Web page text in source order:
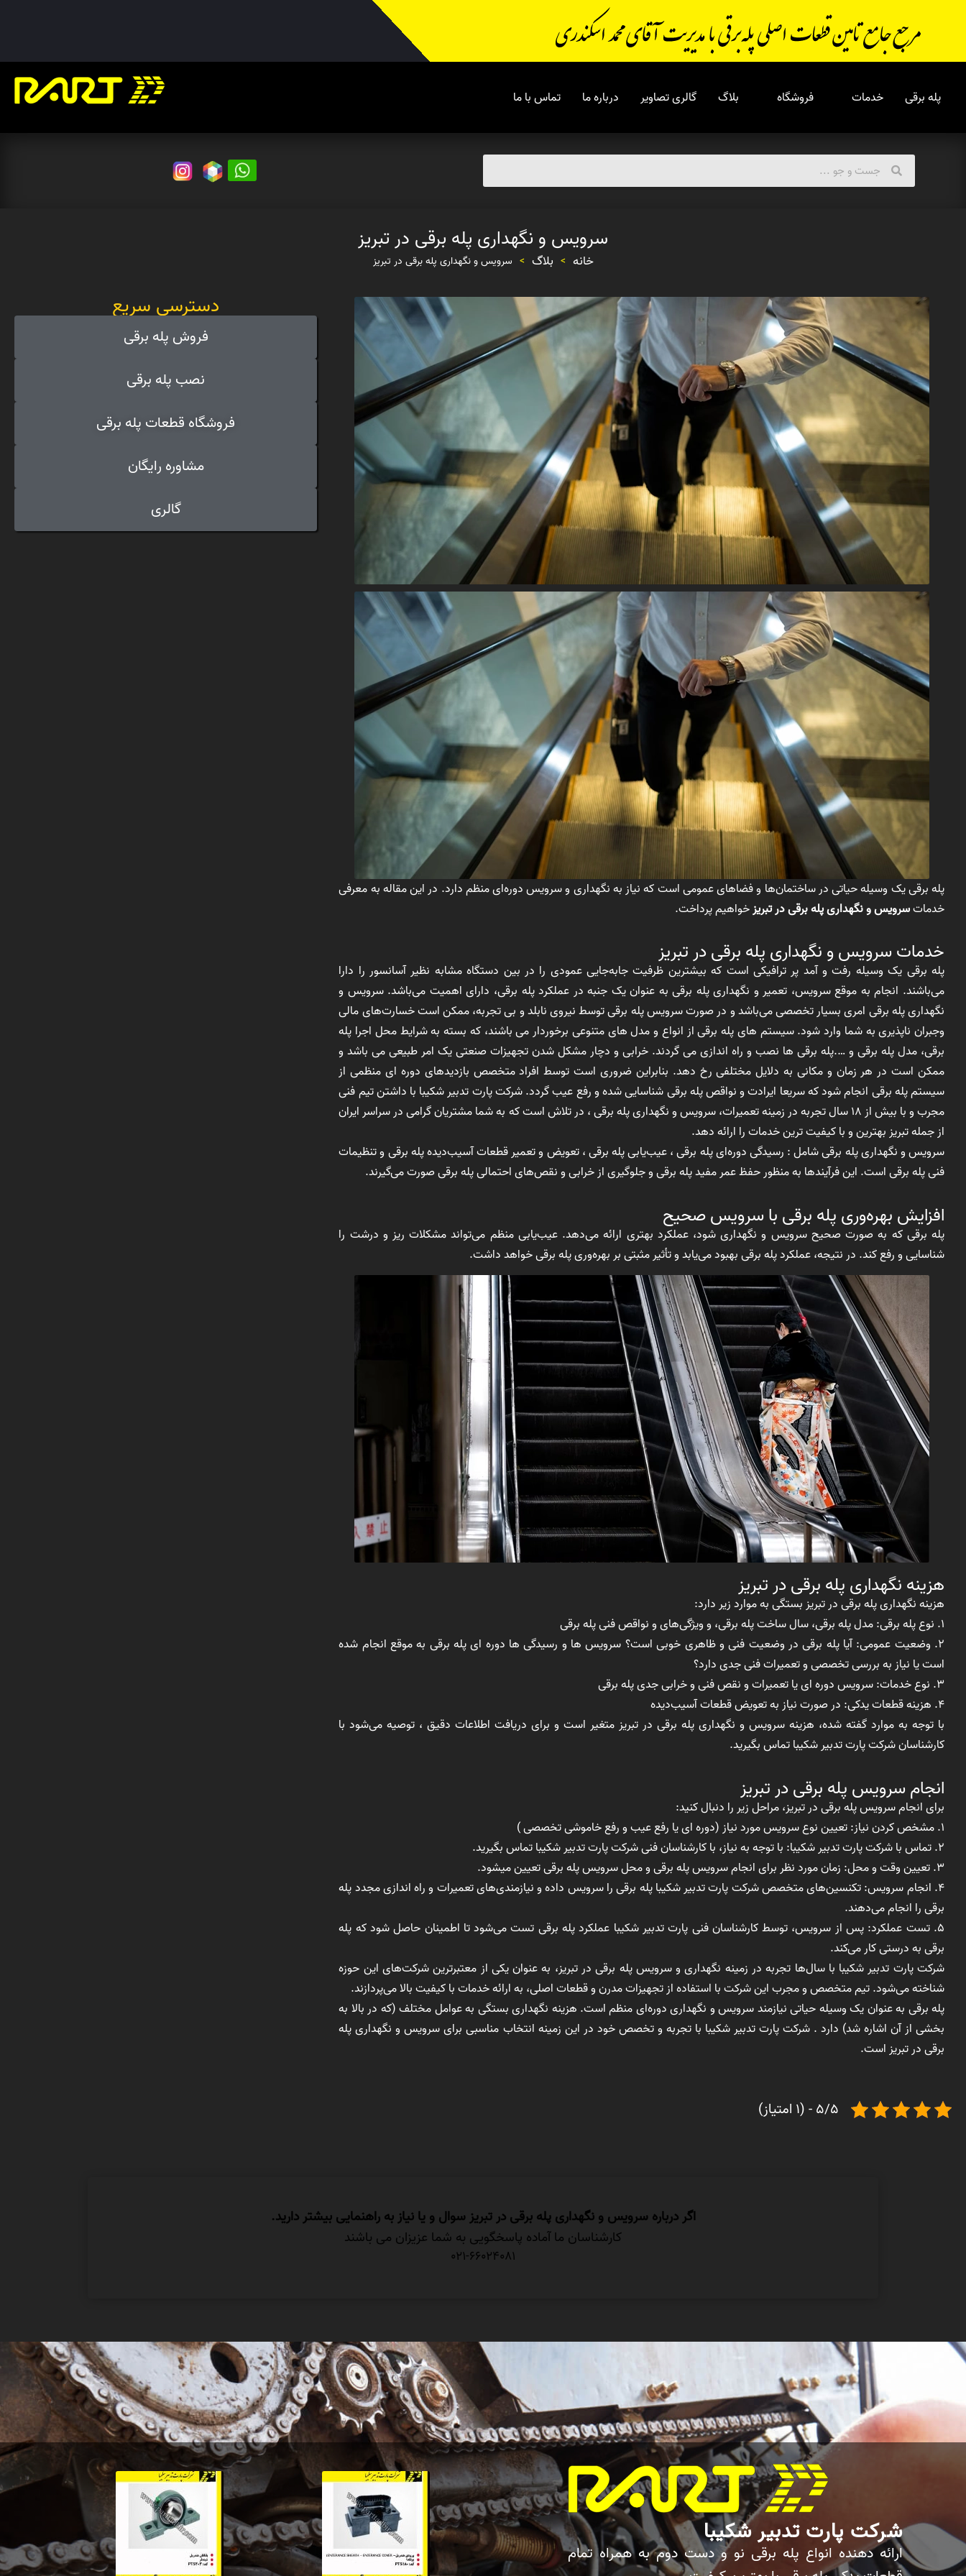
پله برقی خدمات فروشگاه بلاگ گالری تصاویر درباره ما تماس با ما
سرویس و نگهداری پله برقی در تبریز
خانه > بلاگ > سرویس و نگهداری پله برقی در تبریز
پله برقی یک وسیله حیاتی در ساختمان‌ها و فضاهای عمومی است که نیاز به نگهداری و سرویس دوره‌ای منظم دارد. در این مقاله به معرفی
خدماتسرویس و نگهداری پله برقی در تبریزخواهیم پرداخت.
خدمات سرویس و نگهداری پله برقی در تبریز
پله برقی یک وسیله رفت و آمد پر ترافیکی است که بیشترین ظرفیت جابه‌جایی عمودی را در بین دستگاه مشابه نظیر آسانسور را دارا
می‌باشند. انجام به موقع سرویس، تعمیر و نگهداری پله برقی به عنوان یک جنبه در عملکرد پله برقی، دارای اهمیت می‌باشد. سرویس و
نگهداری پله برقی امری بسیار تخصصی می‌باشد و در صورت سرویس پله برقی توسط نیروی نابلد و بی تجربه، ممکن است خسارت‌های مالی
وجبران ناپذیری به شما وارد شود. سیستم های پله برقی از انواع و مدل های متنوعی برخوردار می باشند، که بسته به شرایط محل اجرا پله
برقی، مدل پله برقی و ….پله برقی ها نصب و راه اندازی می گردند. خرابی و دچار مشکل شدن تجهیزات صنعتی یک امر طبیعی می باشد و
ممکن است در هر زمان و مکانی به دلایل مختلفی رخ دهد. بنابراین ضروری است توسط افراد متخصص بازدیدهای دوره ای منظمی از
سیستم پله برقی انجام شود که سریعا ایرادت و نواقص پله برقی شناسایی شده و رفع عیب گردد. شرکت پارت تدبیر شکیبا با داشتن تیم فنی
مجرب و با بیش از 18 سال تجربه در زمینه تعمیرات، سرویس و نگهداری پله برقی ، در تلاش است که به شما مشتریان گرامی در سراسر ایران
از جمله تبریز بهترین و با کیفیت ترین خدمات را ارائه دهد.
سرویس و نگهداری پله برقی شامل : رسیدگی دوره‌ای پله برقی ، عیب‌یابی پله برقی ، تعویض و تعمیر قطعات آسیب‌دیده پله برقی و تنظیمات
فنی پله برقی است. این فرآیند‌ها به منظور حفظ عمر مفید پله برقی و جلوگیری از خرابی و نقص‌های احتمالی پله برقی صورت می‌گیرند.
افزایش بهره‌وری پله برقی با سرویس صحیح
پله برقی که به صورت صحیح سرویس و نگهداری شود، عملکرد بهتری ارائه می‌دهد. عیب‌یابی منظم می‌تواند مشکلات ریز و درشت را
شناسایی و رفع کند. در نتیجه، عملکرد پله برقی بهبود می‌یابد و تأثیر مثبتی بر بهره‌وری پله برقی خواهد داشت.
هزینه نگهداری پله برقی در تبریز
هزینه نگهداری پله برقی در تبریز بستگی به موارد زیر دارد:
1. نوع پله برقی: مدل پله برقی، سال ساخت پله برقی، و ویژگی‌های و نواقص فنی پله برقی
2. وضعیت عمومی: آیا پله برقی در وضعیت فنی و ظاهری خوبی است؟ سرویس ها و رسیدگی ها دوره ای پله برقی به موقع انجام شده
است یا نیاز به بررسی تخصصی و تعمیرات فنی جدی دارد؟
3. نوع خدمات: سرویس دوره ای یا تعمیرات و نقص فنی و خرابی جدی پله برقی
4. هزینه قطعات یدکی: در صورت نیاز به تعویض قطعات آسیب‌دیده
با توجه به موارد گفته شده، هزینه سرویس و نگهداری پله برقی در تبریز متغیر است و برای دریافت اطلاعات دقیق ، توصیه می‌شود با
کارشناسان شرکت پارت تدبیر شکیبا تماس بگیرید.
انجام سرویس پله برقی در تبریز
برای انجام سرویس پله برقی در تبریز، مراحل زیر را دنبال کنید:
1. مشخص کردن نیاز: تعیین نوع سرویس مورد نیاز (دوره ای یا رفع عیب و رفع خاموشی تخصصی )
2. تماس با شرکت پارت تدبیر شکیبا: با توجه به نیاز، با کارشناسان فنی شرکت پارت تدبیر شکیبا تماس بگیرید.
3. تعیین وقت و محل: زمان مورد نظر برای انجام سرویس پله برقی و محل سرویس پله برقی تعیین میشود.
4. انجام سرویس: تکنسین‌های متخصص شرکت پارت تدبیر شکیبا پله برقی را سرویس داده و نیازمندی‌های تعمیرات و راه اندازی مجدد پله
برقی را انجام می‌دهند.
5. تست عملکرد: پس از سرویس، توسط کارشناسان فنی پارت تدبیر شکیبا عملکرد پله برقی تست می‌شود تا اطمینان حاصل شود که پله
برقی به درستی کار می‌کند.
شرکت پارت تدبیر شکیبا با سال‌ها تجربه در زمینه نگهداری و سرویس پله برقی در تبریز، به عنوان یکی از معتبرترین شرکت‌های این حوزه
شناخته می‌شود. تیم متخصص و مجرب این شرکت با استفاده از تجهیزات مدرن و قطعات اصلی، به ارائه خدمات با کیفیت بالا می‌پردازند.
پله برقی به عنوان یک وسیله حیاتی نیازمند سرویس و نگهداری دوره‌ای منظم است. هزینه نگهداری بستگی به عوامل مختلف (که در بالا به
بخشی از آن اشاره شد) دارد . شرکت پارت تدبیر شکیبا با تجربه و تخصص خود در این زمینه انتخاب مناسبی برای سرویس و نگهداری پله
برقی در تبریز است.
5/5 - (1 امتیاز)
دسترسی سریع
فروش پله برقی
نصب پله برقی
فروشگاه قطعات پله برقی
مشاوره رایگان
گالری
اگر درباره سرویس و نگهداری پله برقی در تبریز سوال و یا نیاز به راهنمایی بیشتر دارید.
کارشناسان ما آماده پاسخگویی به شما عزیزان می باشند
021-66024081
شرکت پارت تدبیر شکیبا
ارائه دهنده انواع پله برقی نو و دست دوم به همراه تمام